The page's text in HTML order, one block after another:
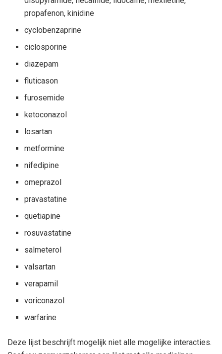
propafenon, kinidine
cyclobenzaprine
ciclosporine
diazepam
fluticason
furosemide
ketoconazol
losartan
metformine
nifedipine
omeprazol
pravastatine
quetiapine
rosuvastatine
salmeterol
valsartan
verapamil
voriconazol
warfarine
Deze lijst beschrijft mogelijk niet alle mogelijke interacties.